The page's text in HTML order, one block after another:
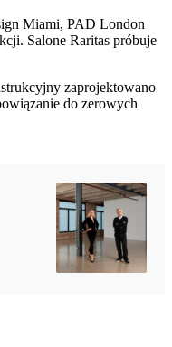
Miami, PAD London
Salone Raritas próbuje
zaprojektowano
do zerowych